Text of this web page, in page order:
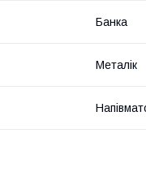
Банка
Металік